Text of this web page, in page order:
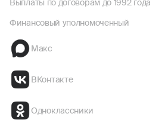
Выплаты по договорам до 1992 года
Финансовый уполномоченный
Макс
ВКонтакте
Одноклассники